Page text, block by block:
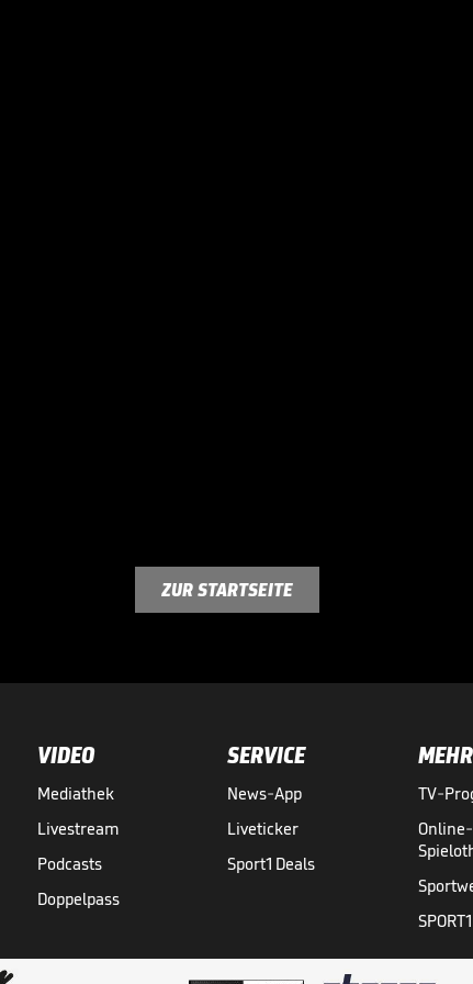
ZUR STARTSEITE
VIDEO
Mediathek
Livestream
Podcasts
Doppelpass
SERVICE
News-App
Liveticker
Sport1 Deals
MEHR
TV-